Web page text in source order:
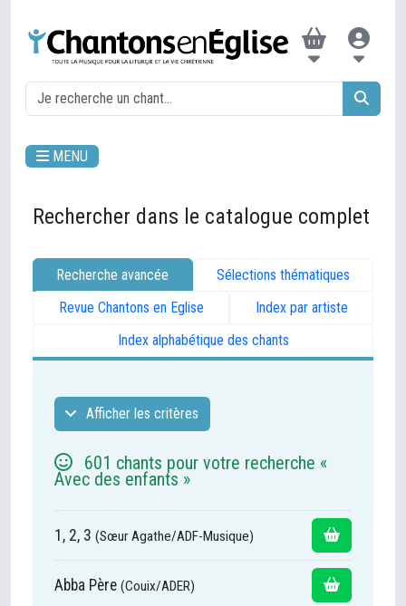
MENU
Rechercher dans le catalogue complet
Recherche avancée
Sélections thématiques
Revue Chantons en Eglise
Index par artiste
Index alphabétique des chants
Afficher les critères
601 chants pour votre recherche «
Avec des enfants »
1, 2, 3 (Sœur Agathe/ADF-Musique)
Abba Père (Couix/ADER)